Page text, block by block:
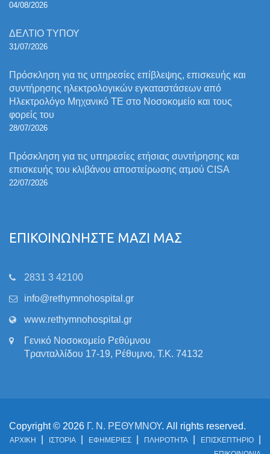
04/08/2026
ΔΕΛΤΙΟ ΤΥΠΟΥ
31/07/2026
Πρόσκληση για τις υπηρεσίες επίβλεψης, επισκευής και
συντήρησης ηλεκτρολογικών εγκαταστάσεων από
Ηλεκτρολόγο Μηχανικό ΤΕ στο Νοσοκομείο και τους
φορείς του
28/07/2026
Πρόσκληση για τις υπηρεσίες ετήσιας συντήρησης και
επισκευής του κλιβάνου αποστείρωσης ατμού CISA
22/07/2026
ΕΠΙΚΟΙΝΩΝΗΣΤΕ ΜΑΖΙ ΜΑΣ
2831 3 42100
info@rethymnohospital.gr
www.rethymnohospital.gr
Γενικό Νοσοκομείο Ρεθύμνου
Τρανταλλίδου 17-19, Ρέθυμνο, Τ.Κ. 74132
Copyright © 2026 Γ. Ν. ΡΕΘΥΜΝΟΥ. All rights reserved.
ΑΡΧΙΚΗ ΙΣΤΟΡΙΑ ΕΦΗΜΕΡΙΕΣ ΠΛΗΡΟΤΗΤΑ
ΕΠΙΣΚΕΠΤΗΡΙΟ